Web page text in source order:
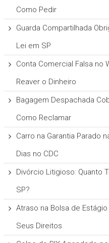
Como Pedir
Guarda Compartilhada
Lei em SP
Conta Comercial Falsa no
Reaver o Dinheiro
Bagagem Despachada
Como Reclamar
Carro na Garantia Parado
Dias no CDC
Divórcio Litigioso: Quanto
SP?
Atraso na Bolsa de
Seus Direitos